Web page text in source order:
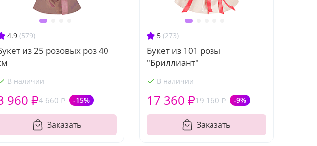
4.9 (579)
из 25 розовых роз 40
В наличии
4 660 ₽ -15%
960 ₽
Заказать
5 (273)
Букет из 101 розы
"Бриллиант"
В наличии
19 160 ₽ -9%
17 360 ₽
Заказать